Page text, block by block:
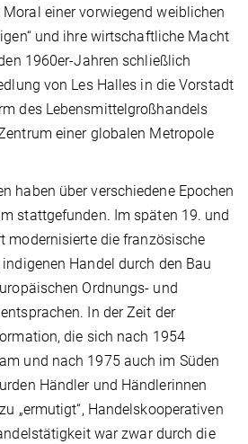
einer vorwiegend weiblichen
und ihre wirtschaftliche Macht
1960er-Jahren schließlich
von Les Halles in die Vorstadt
des Lebensmittelgroßhandels
einer globalen Metropole
haben über verschiedene Epochen
stattgefunden. Im späten 19. und
modernisierte die französische
Handel durch den Bau
Ordnungs- und
In der Zeit der
die sich nach 1954
und nach 1975 auch im Süden
Händler und Händlerinnen
„ermutigt“, Handelskooperativen
war zwar durch die